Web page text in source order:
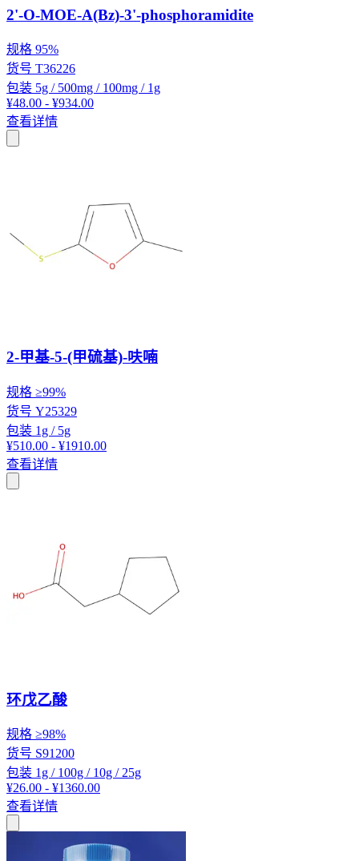
2'-O-MOE-A(Bz)-3'-phosphoramidite
规格 95%
货号 T36226
包装 5g / 500mg / 100mg / 1g
¥48.00 - ¥934.00
查看详情
2-甲基-5-(甲硫基)-呋喃
规格 ≥99%
货号 Y25329
包装 1g / 5g
¥510.00 - ¥1910.00
查看详情
环戊乙酸
规格 ≥98%
货号 S91200
包装 1g / 100g / 10g / 25g
¥26.00 - ¥1360.00
查看详情